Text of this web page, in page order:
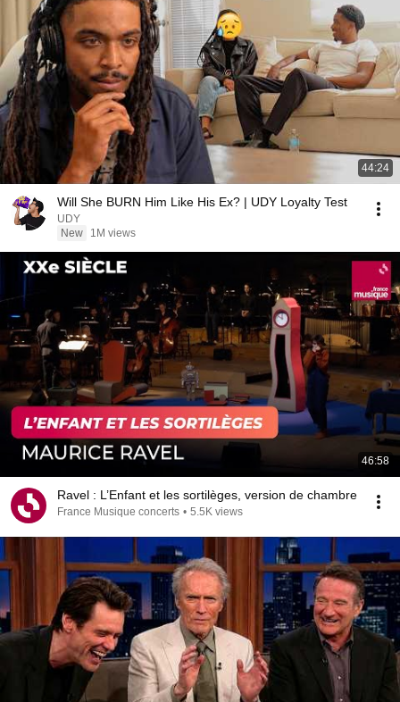
44:24
Will She BURN Him Like His Ex? | UDY Loyalty Test
UDY
New
1M views
46:58
Ravel : L’Enfant et les sortilèges, version de chambre
France Musique concerts • 5.5K views